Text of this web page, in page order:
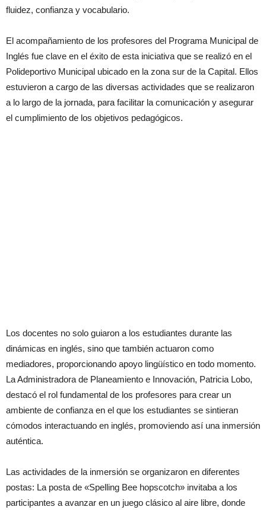
fluidez, confianza y vocabulario.
El acompañamiento de los profesores del Programa Municipal de
Inglés fue clave en el éxito de esta iniciativa que se realizó en el
Polideportivo Municipal ubicado en la zona sur de la Capital. Ellos
estuvieron a cargo de las diversas actividades que se realizaron
a lo largo de la jornada, para facilitar la comunicación y asegurar
el cumplimiento de los objetivos pedagógicos.
Los docentes no solo guiaron a los estudiantes durante las
dinámicas en inglés, sino que también actuaron como
mediadores, proporcionando apoyo lingüístico en todo momento.
La Administradora de Planeamiento e Innovación, Patricia Lobo,
destacó el rol fundamental de los profesores para crear un
ambiente de confianza en el que los estudiantes se sintieran
cómodos interactuando en inglés, promoviendo así una inmersión
auténtica.
Las actividades de la inmersión se organizaron en diferentes
postas: La posta de «Spelling Bee hopscotch» invitaba a los
participantes a avanzar en un juego clásico al aire libre, donde